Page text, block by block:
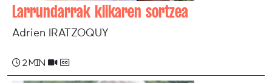
Larrundarrak klikaren sortzea
Adrien IRATZOQUY
2 min